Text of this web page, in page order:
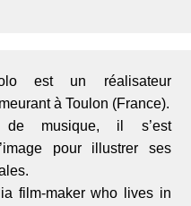
est un réalisateur
à Toulon (France).
de musique, il s’est
pour illustrer ses
film-maker who lives in